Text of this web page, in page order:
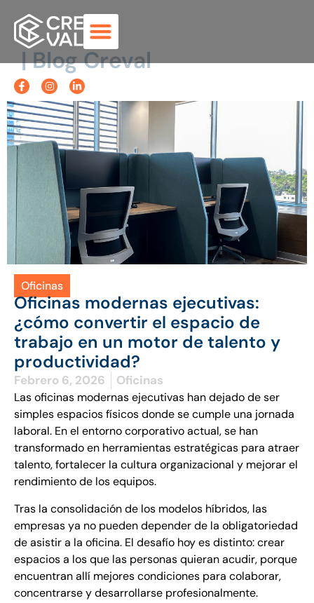
| Blog Creval
Oficinas
Oficinas modernas ejecutivas:
¿cómo convertir el espacio de
trabajo en un motor de talento y
productividad?
Febrero 6, 2026 Oficinas
Las oficinas modernas ejecutivas han dejado de ser
simples espacios físicos donde se cumple una jornada
laboral. En el entorno corporativo actual, se han
transformado en herramientas estratégicas para atraer
talento, fortalecer la cultura organizacional y mejorar el
rendimiento de los equipos.
Tras la consolidación de los modelos híbridos, las
empresas ya no pueden depender de la obligatoriedad
de asistir a la oficina. El desafío hoy es distinto: crear
espacios a los que las personas quieran acudir, porque
encuentran allí mejores condiciones para colaborar,
concentrarse y desarrollarse profesionalmente.